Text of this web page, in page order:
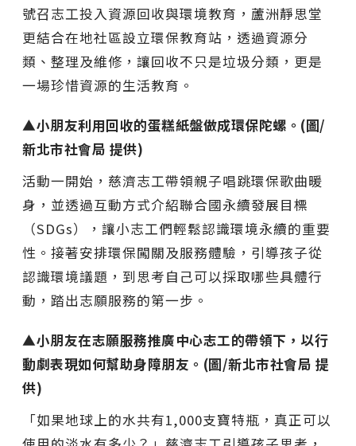
號召志工投入資源回收與環境教育，蘆洲靜思堂
更結合在地社區設立環保教育站，透過資源分
類、整理及維修，讓回收不只是垃圾分類，更是
一場珍惜資源的生活教育。
▲小朋友利用回收的蛋糕紙盤做成環保陀螺。(圖/
新北市社會局 提供)
活動一開始，慈濟志工帶領親子唱跳環保歌曲暖
身，並透過互動方式介紹聯合國永續發展目標
（SDGs），讓小志工們輕鬆認識環境永續的重要
性。接著安排環保闖關及服務體驗，引導孩子從
認識環境議題，到思考自己可以採取哪些具體行
動，踏出志願服務的第一步。
▲小朋友在志願服務推廣中心志工的帶領下，以行
動劇表現如何幫助身障朋友。(圖/新北市社會局 提
供)
「如果地球上的水共有1,000支寶特瓶，真正可以